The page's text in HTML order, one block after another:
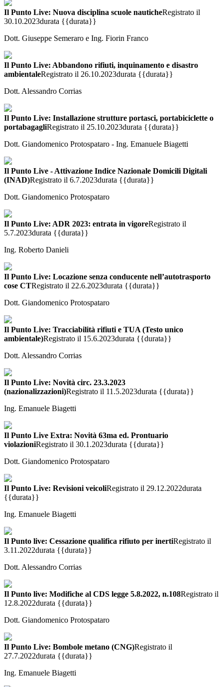
Il Punto Live: Nuova disciplina scuole nauticheRegistrato il
30.10.2023durata {{durata}}
Dott. Giuseppe Semeraro e Ing. Fiorin Franco
Il Punto Live: Abbandono rifiuti, inquinamento e disastro
ambientaleRegistrato il 26.10.2023durata {{durata}}
Dott. Alessandro Corrias
Il Punto Live: Installazione strutture portasci, portabiciclette o
portabagagliRegistrato il 25.10.2023durata {{durata}}
Dott. Giandomenico Protospataro - Ing. Emanuele Biagetti
Il Punto Live - Attivazione Indice Nazionale Domicili Digitali
(INAD)Registrato il 6.7.2023durata {{durata}}
Dott. Giandomenico Protospataro
Il Punto Live: ADR 2023: entrata in vigoreRegistrato il
5.7.2023durata {{durata}}
Ing. Roberto Danieli
Il Punto Live: Locazione senza conducente nell’autotrasporto
cose CTRegistrato il 22.6.2023durata {{durata}}
Dott. Giandomenico Protospataro
Il Punto Live: Tracciabilità rifiuti e TUA (Testo unico
ambientale)Registrato il 15.6.2023durata {{durata}}
Dott. Alessandro Corrias
Il Punto Live: Novità circ. 23.3.2023
(nazionalizzazioni)Registrato il 11.5.2023durata {{durata}}
Ing. Emanuele Biagetti
Il Punto Live Extra: Novità 63ma ed. Prontuario
violazioniRegistrato il 30.1.2023durata {{durata}}
Dott. Giandomenico Protospataro
Il Punto Live: Revisioni veicoliRegistrato il 29.12.2022durata
{{durata}}
Ing. Emanuele Biagetti
Il Punto live: Cessazione qualifica rifiuto per inertiRegistrato il
3.11.2022durata {{durata}}
Dott. Alessandro Corrias
Il Punto live: Modifiche al CDS legge 5.8.2022, n.108Registrato il
12.8.2022durata {{durata}}
Dott. Giandomenico Protospataro
Il Punto Live: Bombole metano (CNG)Registrato il
27.7.2022durata {{durata}}
Ing. Emanuele Biagetti